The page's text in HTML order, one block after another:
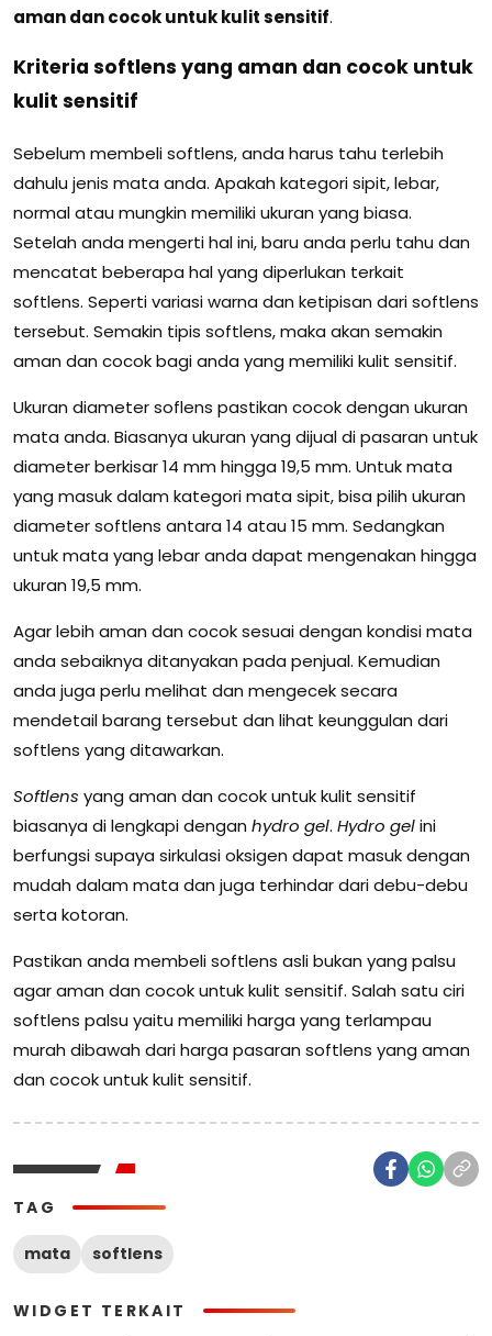
aman dan cocok untuk kulit sensitif.
Kriteria softlens yang aman dan cocok untuk
kulit sensitif
Sebelum membeli softlens, anda harus tahu terlebih
dahulu jenis mata anda. Apakah kategori sipit, lebar,
normal atau mungkin memiliki ukuran yang biasa.
Setelah anda mengerti hal ini, baru anda perlu tahu dan
mencatat beberapa hal yang diperlukan terkait
softlens. Seperti variasi warna dan ketipisan dari softlens
tersebut. Semakin tipis softlens, maka akan semakin
aman dan cocok bagi anda yang memiliki kulit sensitif.
Ukuran diameter soflens pastikan cocok dengan ukuran
mata anda. Biasanya ukuran yang dijual di pasaran untuk
diameter berkisar 14 mm hingga 19,5 mm. Untuk mata
yang masuk dalam kategori mata sipit, bisa pilih ukuran
diameter softlens antara 14 atau 15 mm. Sedangkan
untuk mata yang lebar anda dapat mengenakan hingga
ukuran 19,5 mm.
Agar lebih aman dan cocok sesuai dengan kondisi mata
anda sebaiknya ditanyakan pada penjual. Kemudian
anda juga perlu melihat dan mengecek secara
mendetail barang tersebut dan lihat keunggulan dari
softlens yang ditawarkan.
Softlens yang aman dan cocok untuk kulit sensitif
biasanya di lengkapi dengan hydro gel. Hydro gelini
berfungsi supaya sirkulasi oksigen dapat masuk dengan
mudah dalam mata dan juga terhindar dari debu-debu
serta kotoran.
Pastikan anda membeli softlens asli bukan yang palsu
agar aman dan cocok untuk kulit sensitif. Salah satu ciri
softlens palsu yaitu memiliki harga yang terlampau
murah dibawah dari harga pasaran softlens yang aman
dan cocok untuk kulit sensitif.
TAG
mata softlens
WIDGET TERKAIT